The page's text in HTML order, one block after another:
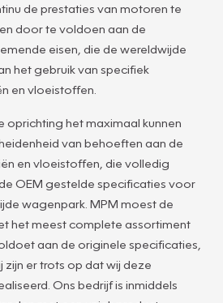
de prestaties van motoren te
door te voldoen aan de
eisen, die de wereldwijde
het gebruik van specifiek
en vloeistoffen.
oprichting het maximaal kunnen
van behoeften aan de
en vloeistoffen, die volledig
OEM gestelde specificaties voor
wagenpark. MPM moest de
het meest complete assortiment
aan de originele specificaties,
zijn er trots op dat wij deze
Ons bedrijf is inmiddels